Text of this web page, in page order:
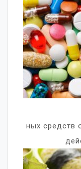
ных средств